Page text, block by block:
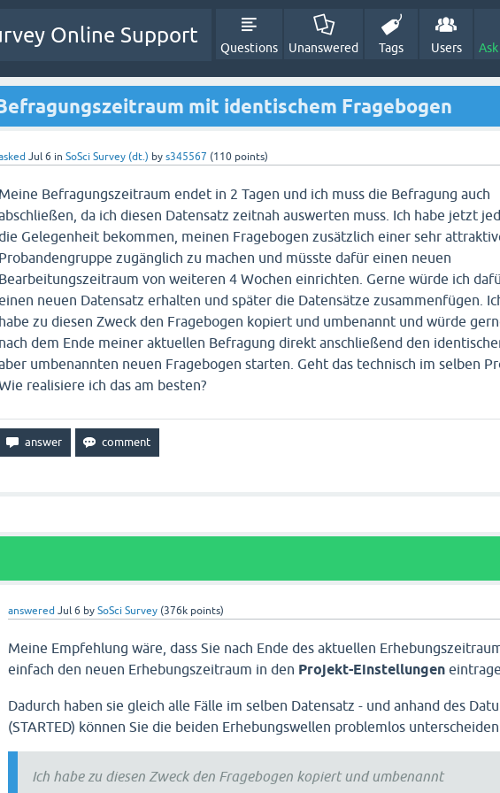
Online Support
Questions Unanswered Tags Users
mit identischem Fragebogen
Jul 6 in SoSci Survey (dt.) by s345567 (110 points)
Meine Befragungszeitraum endet in 2 Tagen und ich muss die Befragung auch
da ich diesen Datensatz zeitnah auswerten muss. Ich habe jetzt
Gelegenheit bekommen, meinen Fragebogen zusätzlich einer sehr
Probandengruppe zugänglich zu machen und müsste dafür einen neuen
Bearbeitungszeitraum von weiteren 4 Wochen einrichten. Gerne würde ich
neuen Datensatz erhalten und später die Datensätze zusammenfügen.
habe zu diesen Zweck den Fragebogen kopiert und umbenannt und würde
nach dem Ende meiner aktuellen Befragung direkt anschließend den
umbenannten neuen Fragebogen starten. Geht das technisch im selben
realisiere ich das am besten?
answered Jul 6 bySoSci Survey (376k points)
Meine Empfehlung wäre, dass Sie nach Ende des aktuellen
einfach den neuen Erhebungszeitraum in den Projekt-Einstellungen
Dadurch haben sie gleich alle Fälle im selben Datensatz - und anhand des
(STARTED) können Sie die beiden Erhebungswellen problemlos unterscheiden.
Ich habe zu diesen Zweck den Fragebogen kopiert und umbenannt